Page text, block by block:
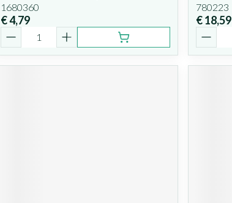
1680360
€ 4,79
780223
€ 18,59